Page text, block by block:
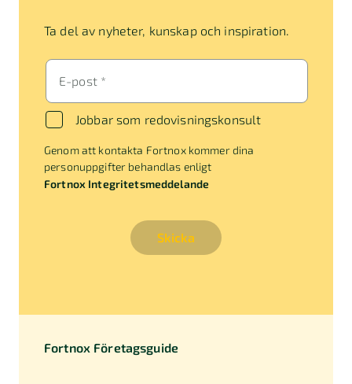
Ta del av nyheter, kunskap och inspiration.
E-post *
Jobbar som redovisningskonsult
Genom att kontakta Fortnox kommer dina
personuppgifter behandlas enligt
Fortnox Integritetsmeddelande
Skicka
Fortnox Företagsguide